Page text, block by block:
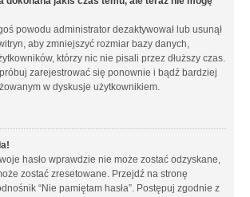
powodu administrator dezaktywował lub usunął
aby zmniejszyć rozmiar bazy danych,
którzy nic nie pisali przez dłuższy czas.
zarejestrować się ponownie i bądź bardziej
w dyskusje użytkownikiem.
hasło wprawdzie nie może zostać odzyskane,
zostać zresetowane. Przejdź na stronę
“Nie pamiętam hasła”. Postępuj zgodnie z